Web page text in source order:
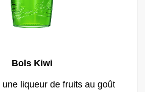
d'un barman élégant.
Bols Kiwi
liqueur de fruits au goût